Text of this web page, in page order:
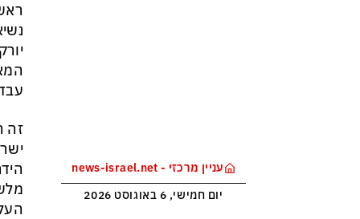
עניין מרכזי - news-israel.net
יום חמישי, 6 באוגוסט 2026
זה